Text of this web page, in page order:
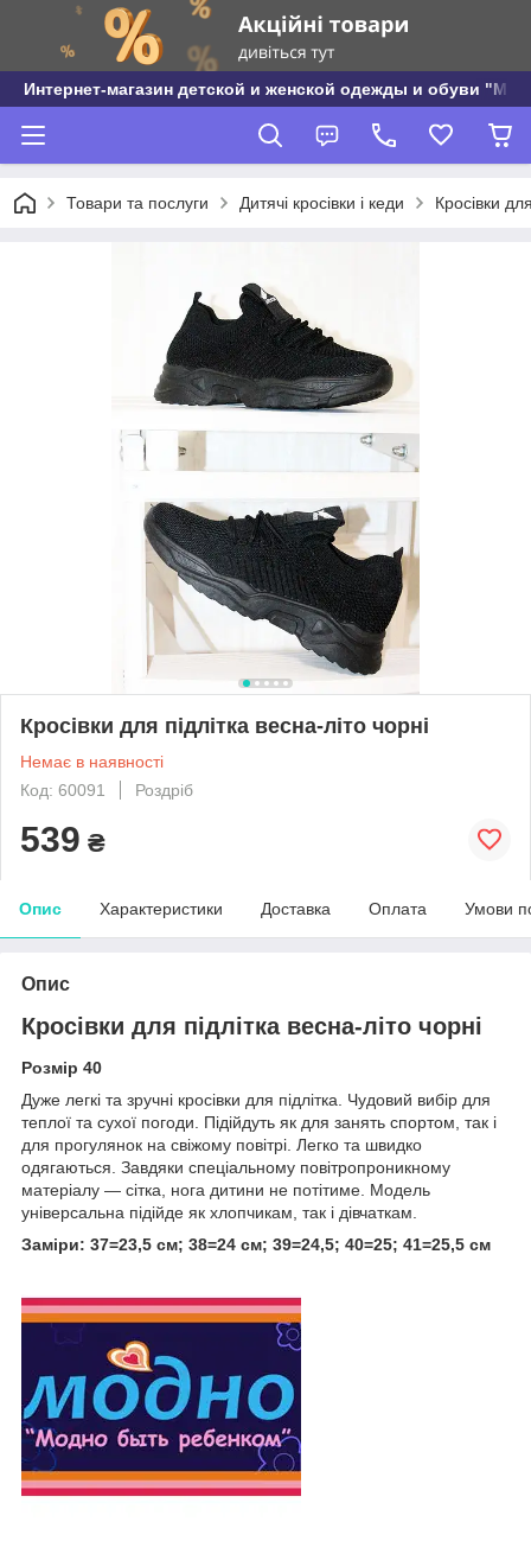
Интернет-магазин детской и женской одежды и обуви
Товари та послуги Дитячі кросівки і кеди Кросівки
Кросівки для підлітка весна-літо чорні
Немає в наявності
Код: 60091
Роздріб
539 ₴
Опис Характеристики Доставка Оплата Умови
Опис
Кросівки для підлітка весна-літо чорні
Розмір 40
Дуже легкі та зручні кросівки для підлітка. Чудовий вибір для
теплої та сухої погоди. Підійдуть як для занять спортом, так і
для прогулянок на свіжому повітрі. Легко та швидко
одягаються. Завдяки спеціальному повітропроникному
матеріалу — сітка, нога дитини не потітиме. Модель
універсальна підійде як хлопчикам, так і дівчаткам.
Заміри: 37=23,5 см; 38=24 см; 39=24,5; 40=25; 41=25,5 см